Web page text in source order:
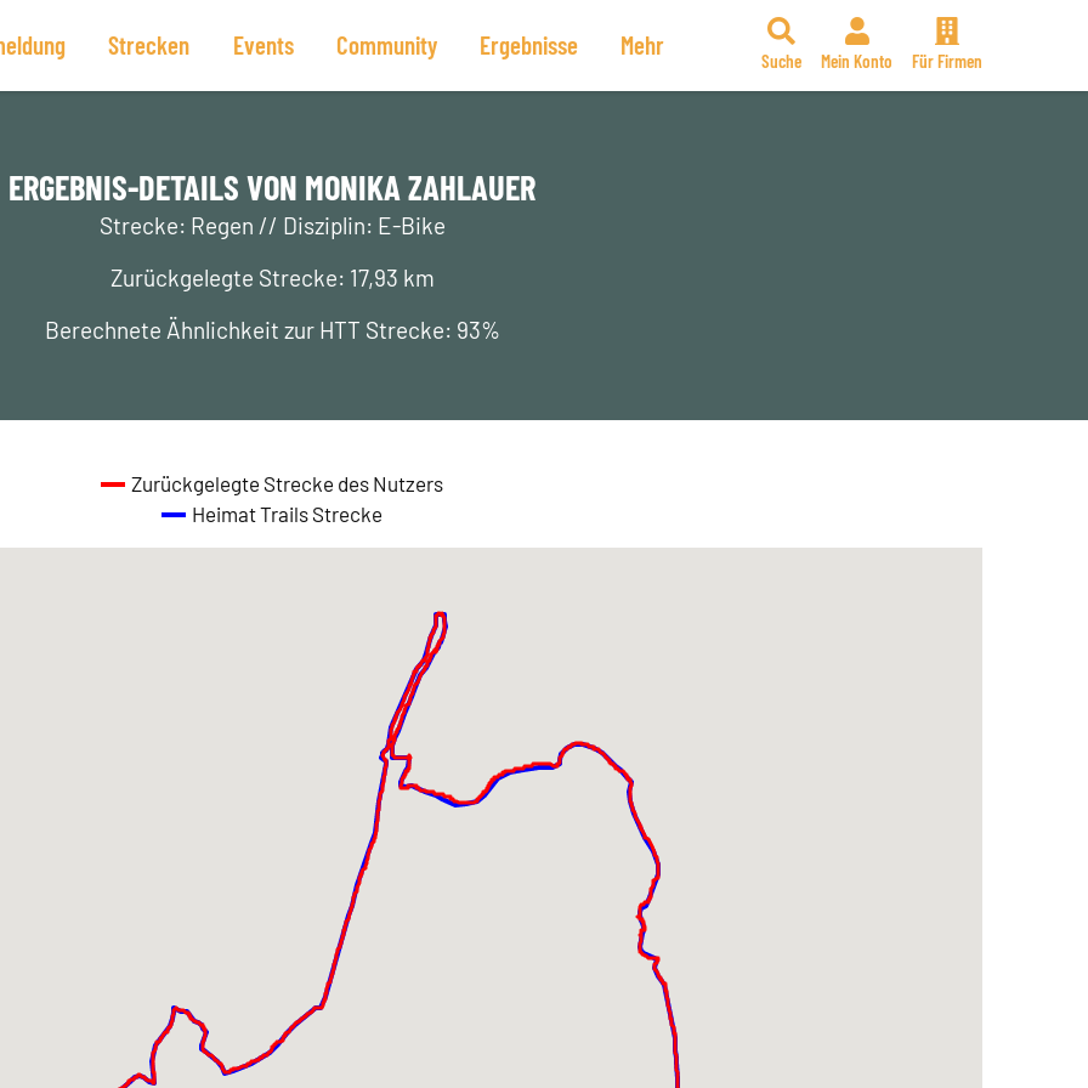
Strecken Events Community Ergebnisse Mehr
Suche Mein Konto Für Firmen
ERGEBNIS-DETAILS VON MONIKA ZAHLAUER
Strecke: Regen // Disziplin: E-Bike
Zurückgelegte Strecke: 17,93 km
Berechnete Ähnlichkeit zur HTT Strecke: 93%
Zurückgelegte Strecke des Nutzers
Heimat Trails Strecke